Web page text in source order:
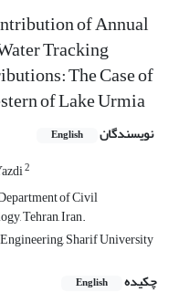
of Annual
Tracking
The Case of
of Lake Urmia
نویسندگان English
2
of Civil
Tehran, Iran.
Sharif University
چکیده
English